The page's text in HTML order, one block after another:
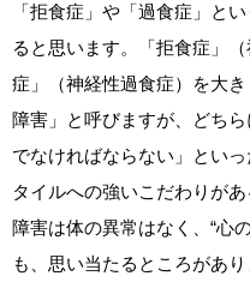
「拒食症」や「過食症」と
ると思います。「拒食症」
症」（神経性過食症）を大
障害」と呼びますが、どち
でなければならない」とい
タイルへの強いこだわりが
障害は体の異常はなく、“心
も、思い当たるところがあ